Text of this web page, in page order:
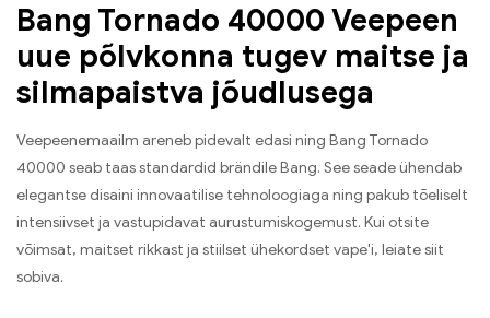
Bang Tornado 40000 Veepeen
uue põlvkonna tugev maitse ja
silmapaistva jõudlusega
Veepeenemaailm areneb pidevalt edasi ning Bang Tornado
40000 seab taas standardid brändile Bang. See seade ühendab
elegantse disaini innovaatilise tehnoloogiaga ning pakub tõeliselt
intensiivset ja vastupidavat aurustumiskogemust. Kui otsite
võimsat, maitset rikkast ja stiilset ühekordset vape'i, leiate siit
sobiva.